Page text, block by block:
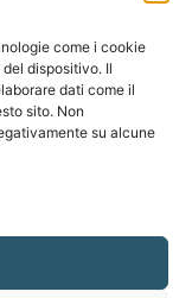
come i cookie
dispositivo. Il
dati come il
sito. Non
su alcune